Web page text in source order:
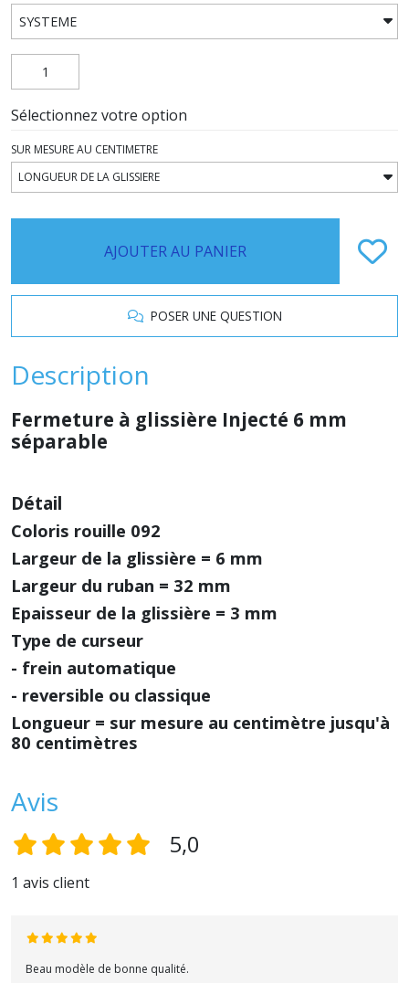
Sélectionnez votre option
SUR MESURE AU CENTIMETRE
AJOUTER AU PANIER
POSER UNE QUESTION
Description
Fermeture à glissière Injecté 6 mm
séparable
Détail
Coloris rouille 092
Largeur de la glissière = 6 mm
Largeur du ruban = 32 mm
Epaisseur de la glissière = 3 mm
Type de curseur
- frein automatique
- reversible ou classique
Longueur = sur mesure au centimètre jusqu'à
80 centimètres
Avis
5,0
1 avis client
Beau modèle de bonne qualité.